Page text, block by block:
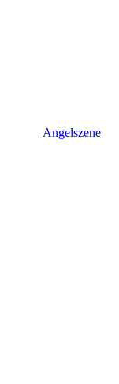
Angelszene